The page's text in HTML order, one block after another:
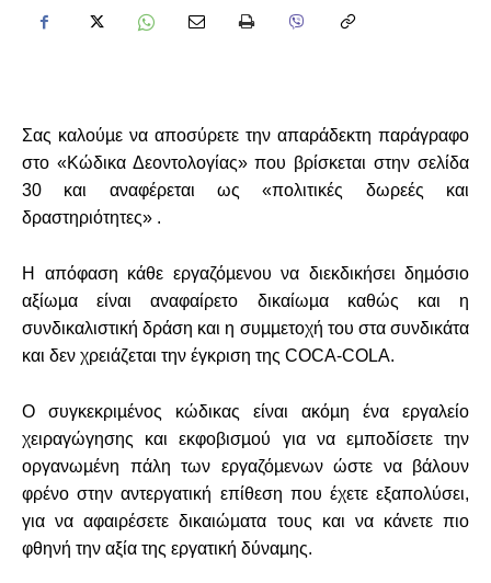
Σας καλούµε να αποσύρετε την απαράδεκτη παράγραφο
στο «Κώδικα Δεοντολογίας» που βρίσκεται στην σελίδα
30 και αναφέρεται ως «πολιτικές δωρεές και
δραστηριότητες» .
Η απόφαση κάθε εργαζόµενου να διεκδικήσει δηµόσιο
αξίωµα είναι αναφαίρετο δικαίωµα καθώς και η
συνδικαλιστική δράση και η συµµετοχή του στα συνδικάτα
και δεν χρειάζεται την έγκριση της COCA-COLA.
Ο συγκεκριµένος κώδικας είναι ακόµη ένα εργαλείο
χειραγώγησης και εκφοβισµού για να εµποδίσετε την
οργανωµένη πάλη των εργαζόµενων ώστε να βάλουν
φρένο στην αντεργατική επίθεση που έχετε εξαπολύσει,
για να αφαιρέσετε δικαιώµατα τους και να κάνετε πιο
φθηνή την αξία της εργατική δύναµης.